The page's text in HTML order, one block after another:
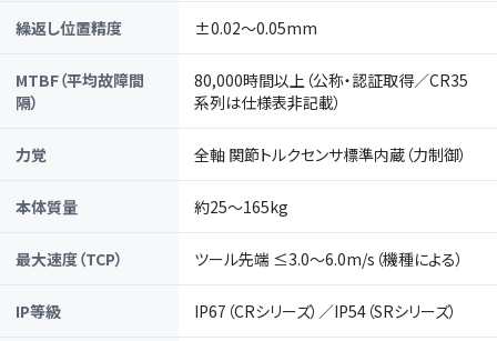
繰返し位置精度 ±0.02〜0.05mm
MTBF（平均故障間
隔）
80,000時間以上（公称・認証取得／CR35
系列は仕様表非記載）
力覚 全軸 関節トルクセンサ標準内蔵（力制御）
本体質量 約25〜165kg
最大速度（TCP） ツール先端 ≤3.0〜6.0m/s（機種による）
IP等級 IP67（CRシリーズ）／IP54（SRシリーズ）